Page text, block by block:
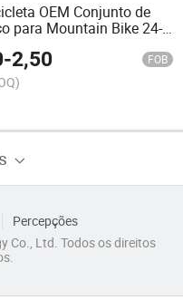
OEM Conjunto de
para Mountain Bike 24-
-2,50 FOB
Percepções
Co., Ltd. Todos os direitos